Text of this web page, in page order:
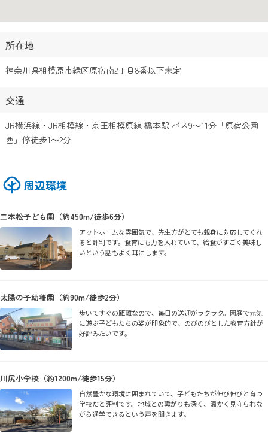
所在地
神奈川県相模原市緑区原宿南2丁目8番以下未定
交通
JR横浜線・JR相模線・京王相模原線 橋本駅 バス9～11分「原宿公園
西」停徒歩1～2分
周辺環境
二本松子ども園（約450m/徒歩6分）
アットホームな雰囲気で、先生方がとても親身に対応してくれ
ると評判です。食育にも力を入れていて、給食がすごく美味し
いという話もよく耳にします。
太陽の子幼稚園（約90m/徒歩2分）
歩いてすぐの距離なので、毎日の送迎がラクラク。園庭で元気
に遊ぶ子どもたちの姿が印象的で、のびのびとした教育方針が
好評みたいです。
川尻小学校（約1200m/徒歩15分）
自然豊かな環境に囲まれていて、子どもたちが伸び伸びと育つ
学校だと評判です。地域との繋がりも深く、温かく見守られな
がら通学できるという声を聞きます。